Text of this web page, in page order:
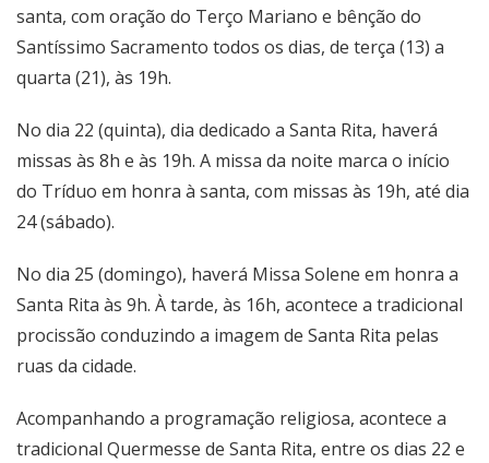
santa, com oração do Terço Mariano e bênção do
Santíssimo Sacramento todos os dias, de terça (13) a
quarta (21), às 19h.
No dia 22 (quinta), dia dedicado a Santa Rita, haverá
missas às 8h e às 19h. A missa da noite marca o início
do Tríduo em honra à santa, com missas às 19h, até dia
24 (sábado).
No dia 25 (domingo), haverá Missa Solene em honra a
Santa Rita às 9h. À tarde, às 16h, acontece a tradicional
procissão conduzindo a imagem de Santa Rita pelas
ruas da cidade.
Acompanhando a programação religiosa, acontece a
tradicional Quermesse de Santa Rita, entre os dias 22 e